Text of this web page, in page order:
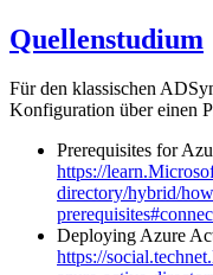
Quellenstudium
Für den klassischen
Konfiguration über einen
Prerequisites for
https://
directory/hybrid/
Deploying Azure
https://